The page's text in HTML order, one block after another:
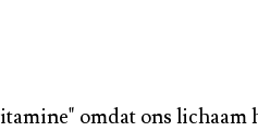
omdat ons lichaam